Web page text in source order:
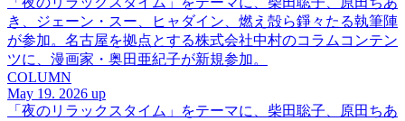
き、ジェーン・スー、ヒャダイン、燃え殻ら錚々たる執筆陣
が参加。名古屋を拠点とする株式会社中村のコラムコンテン
ツに、漫画家・奥田亜紀子が新規参加。
COLUMN
May 19. 2026 up
「夜のリラックスタイム」をテーマに、柴田聡子、原田ちあ